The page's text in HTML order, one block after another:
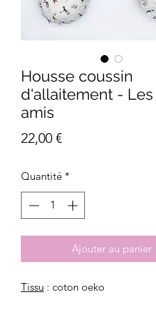
Housse coussin
d'allaitement -
amis
22,00 €Prix
Quantité *
Ajouter au panier
Tissu : coton oeko